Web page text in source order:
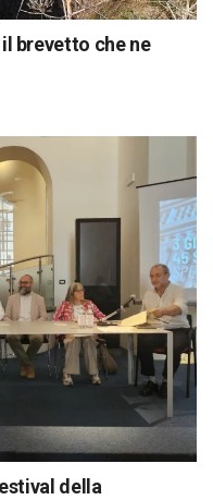
brevetto che ne
della